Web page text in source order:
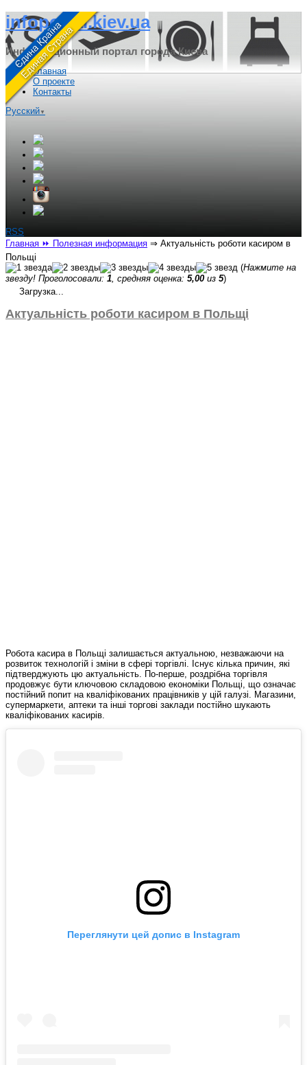
infoportal.kiev.ua
Информационный портал города Киева
Главная
О проекте
Контакты
Русский ▼
RSS
Главная ⏩ Полезная информация ⇒ Актуальність роботи касиром в
Польщі
(Нажмите на
звезду! Проголосовали: 1 , средняя оценка: 5,00 из 5)
Загрузка...
Актуальність роботи касиром в Польщі
Робота касира в Польщі залишається актуальною, незважаючи на
розвиток технологій і зміни в сфері торгівлі. Існує кілька причин, які
підтверджують цю актуальність. По-перше, роздрібна торгівля
продовжує бути ключовою складовою економіки Польщі, що означає
постійний попит на кваліфікованих працівників у цій галузі. Магазини,
супермаркети, аптеки та інші торгові заклади постійно шукають
кваліфікованих касирів.
Переглянути цей допис в Instagram